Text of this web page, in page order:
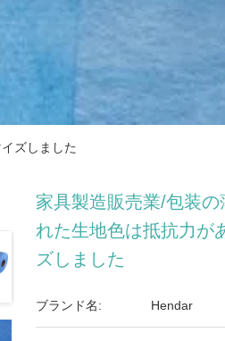
ズしました
家具製造販売業/包装の
れた生地色は抵抗力が
ズしました
ブランド名: Hendar